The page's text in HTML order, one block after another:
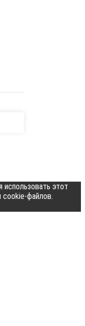
этот
cookie-файлов.